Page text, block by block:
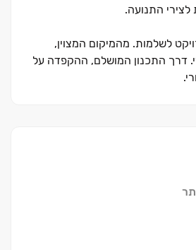
לצירי התנועה.
לשלמות. מהמיקום המצוין,
דרך התכנון המושלם, ההקפדה על
המרהיב של הפארק והרי הגליל.
בגבעת הכלניות, מבית אפריקה